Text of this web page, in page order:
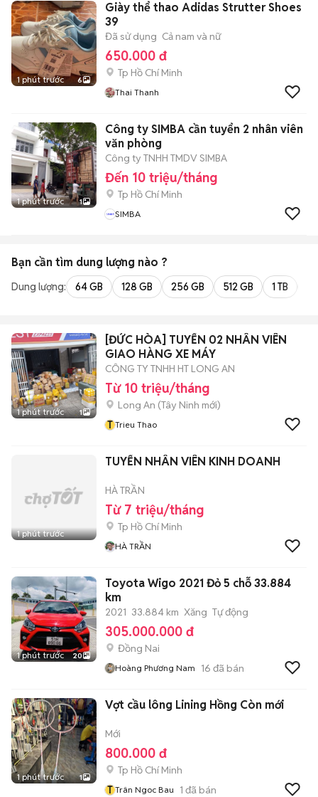
1 phút trước 6
Giày thể thao Adidas Strutter Shoes
39
Đã sử dụng Cả nam và nữ
650.000 đ
Tp Hồ Chí Minh
Thai Thanh
1 phút trước 1
Công ty SIMBA cần tuyển 2 nhân viên
văn phòng
Công ty TNHH TMDV SIMBA
Đến 10 triệu/tháng
Tp Hồ Chí Minh
SIMBA
Bạn cần tìm dung lượng nào ?
Dung lượng: 64 GB 128 GB 256 GB 512 GB 1 TB
1 phút trước 1
[ĐỨC HÒA] TUYỂN 02 NHÂN VIÊN
GIAO HÀNG XE MÁY
CÔNG TY TNHH HT LONG AN
Từ 10 triệu/tháng
Long An (Tây Ninh mới)
T Trieu Thao
1 phút trước
TUYỂN NHÂN VIÊN KINH DOANH
HÀ TRẦN
Từ 7 triệu/tháng
Tp Hồ Chí Minh
HÀ TRẦN
1 phút trước 20
Toyota Wigo 2021 Đỏ 5 chỗ 33.884
km
2021 33.884 km Xăng Tự động
305.000.000 đ
Đồng Nai
Hoàng Phương Nam 16 đã bán
1 phút trước 1
Vợt cầu lông Lining Hồng Còn mới
Mới
800.000 đ
Tp Hồ Chí Minh
T Trân Ngoc Bau 1 đã bán